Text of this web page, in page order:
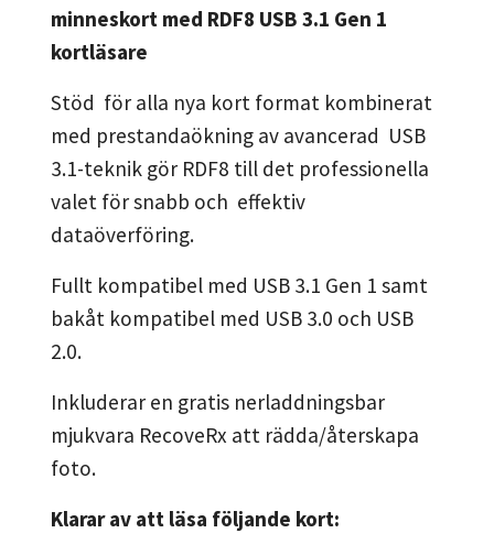
minneskort med RDF8 USB 3.1 Gen 1
kortläsare
Stöd för alla nya kort format kombinerat
med prestandaökning av avancerad USB
3.1-teknik gör RDF8 till det professionella
valet för snabb och effektiv
dataöverföring.
Fullt kompatibel med USB 3.1 Gen 1 samt
bakåt kompatibel med USB 3.0 och USB
2.0.
Inkluderar en gratis nerladdningsbar
mjukvara RecoveRx att rädda/återskapa
foto.
Klarar av att läsa följande kort: